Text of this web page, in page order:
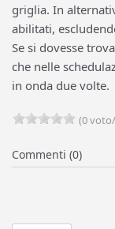
griglia. In
abilitati,
Se si dovesse
che nelle
in onda due volte.
(0
Commenti (0)